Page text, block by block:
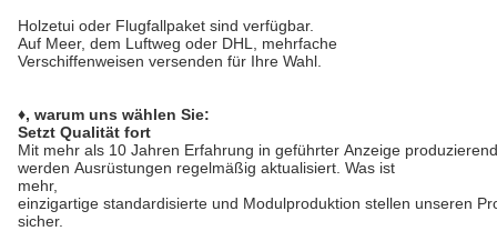
Holzetui oder Flugfallpaket sind verfügbar.
Auf Meer, dem Luftweg oder DHL, mehrfache
Verschiffenweisen versenden für Ihre Wahl.
♦, warum uns wählen Sie:
Setzt Qualität fort
Mit mehr als 10 Jahren Erfahrung in geführter Anzeige
werden Ausrüstungen regelmäßig aktualisiert. Was ist
mehr,
einzigartige standardisierte und Modulproduktion stellen unseren
sicher.